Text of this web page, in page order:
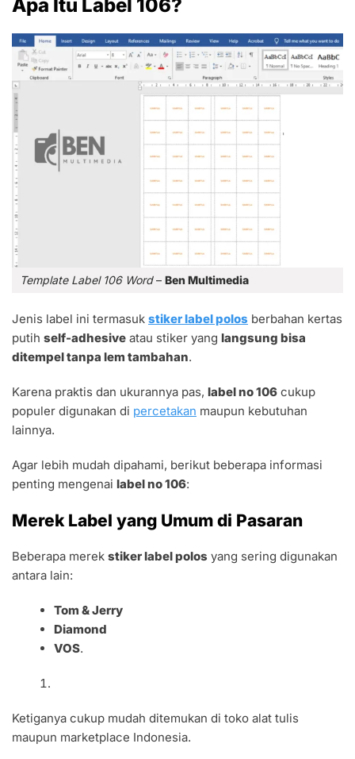
Apa Itu Label 106?
Template Label 106 Word– Ben Multimedia
Jenis label ini termasuk stiker label polos berbahan kertas
putih self-adhesive atau stiker yang langsung bisa
ditempel tanpa lem tambahan.
Karena praktis dan ukurannya pas, label no 106 cukup
populer digunakan di percetakan maupun kebutuhan
lainnya.
Agar lebih mudah dipahami, berikut beberapa informasi
penting mengenai label no 106:
Merek Label yang Umum di Pasaran
Beberapa merek stiker label polos yang sering digunakan
antara lain:
Tom & Jerry
Diamond
VOS.
Ketiganya cukup mudah ditemukan di toko alat tulis
maupun marketplace Indonesia.